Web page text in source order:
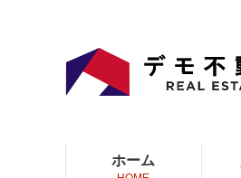
ホーム